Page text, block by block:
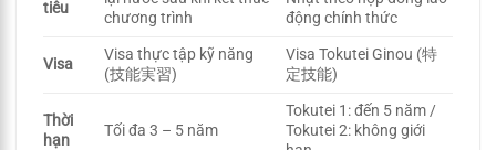
tiêu
chương trình
động chính thức
Visa
Visa thực tập kỹ năng
(技能実習)
Visa Tokutei Ginou (特
定技能)
Thời
hạn
Tối đa 3 – 5 năm
Tokutei 1: đến 5 năm /
Tokutei 2: không giới